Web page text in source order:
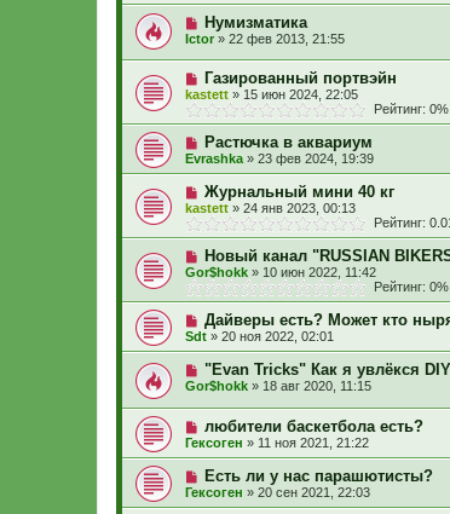
Нумизматика
Ictor » 22 фев 2013, 21:55
Газированный портвэйн
kastett » 15 июн 2024, 22:05
Рейтинг: 0%
Растючка в аквариум
Evrashka » 23 фев 2024, 19:39
Журнальный мини 40 кг
kastett » 24 янв 2023, 00:13
Рейтинг:
Новый канал "RUSSIAN
Gor$hokk » 10 июн 2022, 11:42
Рейтинг: 0%
Дайверы есть? Может кто
Sdt » 20 ноя 2022, 02:01
"Evan Tricks" Как я увлёкся
Gor$hokk » 18 авг 2020, 11:15
любители баскетбола есть?
Гексоген » 11 ноя 2021, 21:22
Есть ли у нас парашютисты?
Гексоген » 20 сен 2021, 22:03